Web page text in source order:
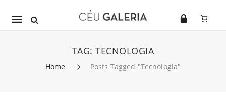
Mobile
TAG:TECNOLOGIA
Home Posts Tagged "tecnologia"